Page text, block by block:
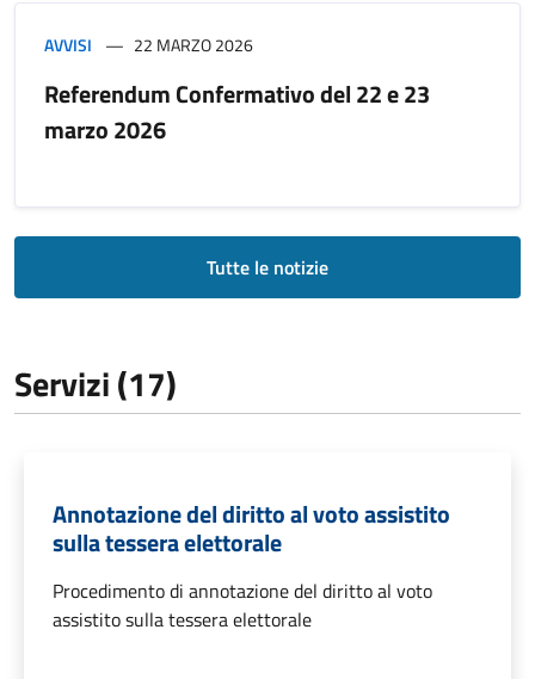
AVVISI 22 MARZO 2026
Referendum Confermativo del 22 e 23
marzo 2026
Tutte le notizie
Servizi (17)
Annotazione del diritto al voto assistito
sulla tessera elettorale
Procedimento di annotazione del diritto al voto
assistito sulla tessera elettorale